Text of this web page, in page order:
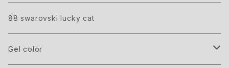
88 swarovski lucky cat
Gel color